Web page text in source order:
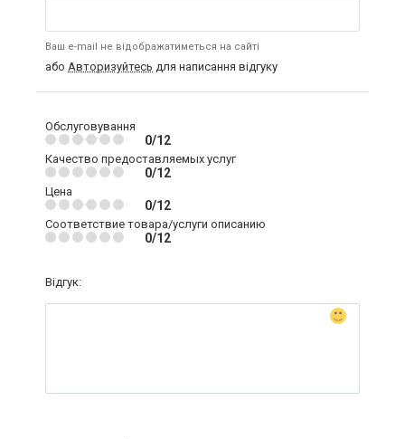
Ваш e-mail не відображатиметься на сайті
або Авторизуйтесь для написання відгуку
Обслуговування
0/12
Качество предоставляемых услуг
0/12
Цена
0/12
Соответствие товара/услуги описанию
0/12
Відгук: